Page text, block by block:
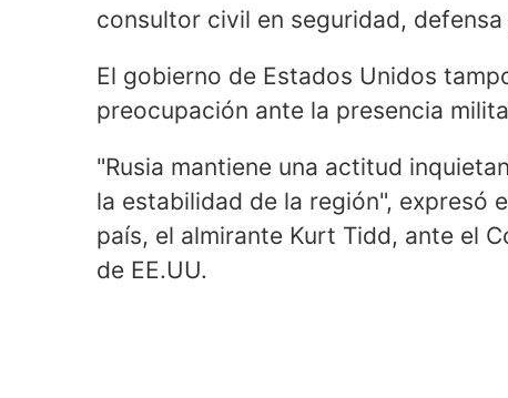
consultor civil en seguridad,
El gobierno de Estados Unidos
preocupación ante la presencia
"Rusia mantiene una actitud
la estabilidad de la región", expresó
país, el almirante Kurt Tidd, ante el
de EE.UU.